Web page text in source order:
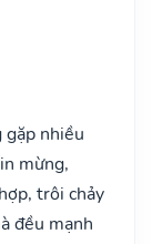
nhiều
mừng,
trôi chảy
đều mạnh